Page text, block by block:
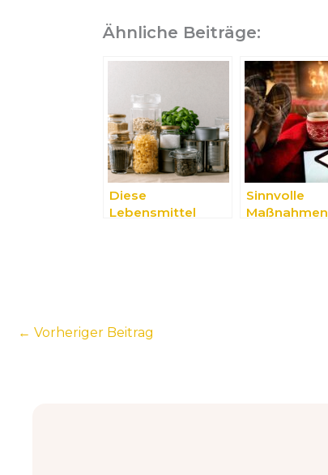
Ähnliche Beiträge:
Diese
Lebensmittel
Sinnvolle
Maßnahmen
← Vorheriger Beitrag